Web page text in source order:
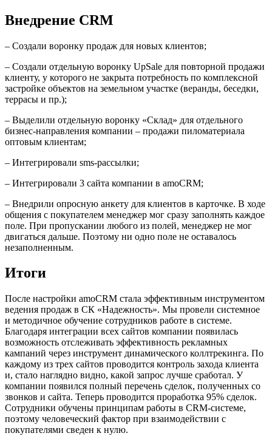
Внедрение CRM
– Создали воронку продаж для новых клиентов;
– Создали отдельную воронку UpSale для повторной продажи
клиенту, у которого не закрыта потребность по комплексной
застройке объектов на земельном участке (веранды, беседки,
террасы и пр.);
– Выделили отдельную воронку «Склад» для отдельного
бизнес-направления компании – продажи пиломатериала
оптовым клиентам;
– Интегрировали sms-рассылки;
– Интегрировали 3 сайта компании в amoCRM;
– Внедрили опросную анкету для клиентов в карточке. В ходе
общения с покупателем менеджер мог сразу заполнять каждое
поле. При пропускании любого из полей, менеджер не мог
двигаться дальше. Поэтому ни одно поле не оставалось
незаполненным.
Итоги
После настройки amoCRM стала эффективным инструментом
ведения продаж в СК «Надежность». Мы провели системное
и методичное обучение сотрудников работе в системе.
Благодаря интеграции всех сайтов компании появилась
возможность отслеживать эффективность рекламных
кампаний через инструмент динамического коллтрекинга. По
каждому из трех сайтов проводится контроль захода клиента
и, стало наглядно видно, какой запрос лучше сработал. У
компании появился полный перечень сделок, полученных со
звонков и сайта. Теперь проводится проработка 95% сделок.
Сотрудники обучены принципам работы в CRM-системе,
поэтому человеческий фактор при взаимодействии с
покупателями сведен к нулю.